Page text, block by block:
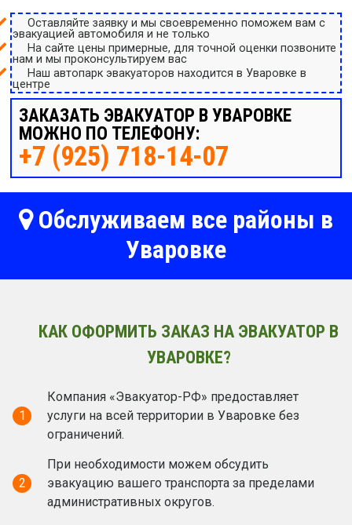
Оставляйте заявку и мы своевременно поможем вам с
эвакуацией автомобиля и не только
На сайте цены примерные, для точной оценки позвоните
нам и мы проконсультируем вас
Наш автопарк эвакуаторов находится в Уваровке в
центре
ЗАКАЗАТЬ ЭВАКУАТОР В УВАРОВКЕ
МОЖНО ПО ТЕЛЕФОНУ:
+7 (925) 718-14-07
Обслуживаем все районы в
Уваровке
КАК ОФОРМИТЬ ЗАКАЗ НА ЭВАКУАТОР В
УВАРОВКЕ?
1
Компания «Эвакуатор-РФ» предоставляет
услуги на всей территории в Уваровке без
ограничений.
2
При необходимости можем обсудить
эвакуацию вашего транспорта за пределами
административных округов.